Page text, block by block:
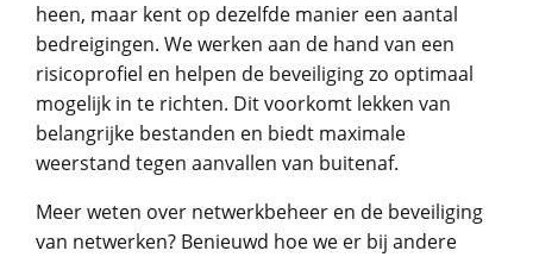
heen, maar kent op dezelfde manier een aantal
bedreigingen. We werken aan de hand van een
risicoprofiel en helpen de beveiliging zo optimaal
mogelijk in te richten. Dit voorkomt lekken van
belangrijke bestanden en biedt maximale
weerstand tegen aanvallen van buitenaf.
Meer weten over netwerkbeheer en de beveiliging
van netwerken? Benieuwd hoe we er bij andere